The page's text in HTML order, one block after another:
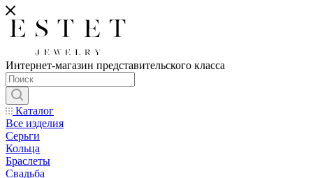
Интернет-магазин представительского класса
Каталог
Все изделия
Серьги
Кольца
Браслеты
Свадьба